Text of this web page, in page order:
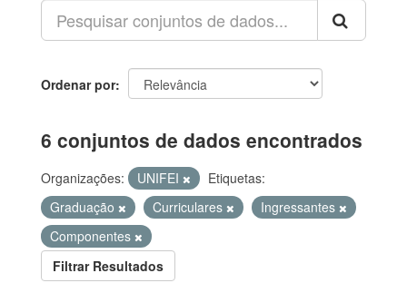
Ordenar por
6 conjuntos de dados encontrados
Organizações: UNIFEI
Etiquetas:
Graduação
Curriculares
Ingressantes
Componentes
Filtrar Resultados